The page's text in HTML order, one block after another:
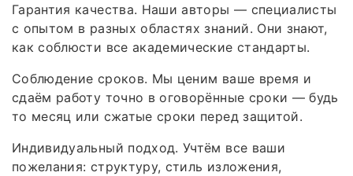
Гарантия качества. Наши авторы — специалисты
с опытом в разных областях знаний. Они знают,
как соблюсти все академические стандарты.
Соблюдение сроков. Мы ценим ваше время и
сдаём работу точно в оговорённые сроки — будь
то месяц или сжатые сроки перед защитой.
Индивидуальный подход. Учтём все ваши
пожелания: структуру, стиль изложения,